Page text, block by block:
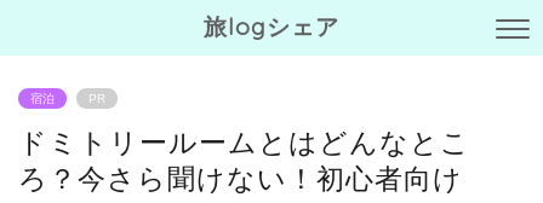
旅logシェア
宿泊 PR
ドミトリールームとはどんなとこ
ろ？今さら聞けない！初心者向け